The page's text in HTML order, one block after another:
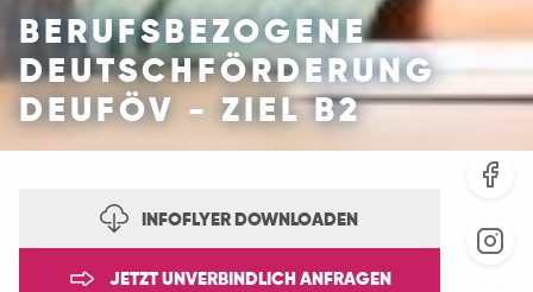
BERUFSBEZOGENE
DEUTSCHFÖRDERUNG
DEUFÖV - ZIEL B2
INFOFLYER DOWNLOADEN
JETZT UNVERBINDLICH ANFRAGEN